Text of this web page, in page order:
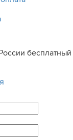
бесплатный